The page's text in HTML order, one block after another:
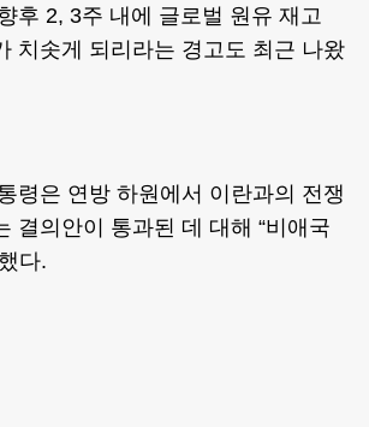
후 2, 3주 내에 글로벌 원유 재고
치솟게 되리라는 경고도 최근 나왔
령은 연방 하원에서 이란과의 전쟁
결의안이 통과된 데 대해 “비애국
다.